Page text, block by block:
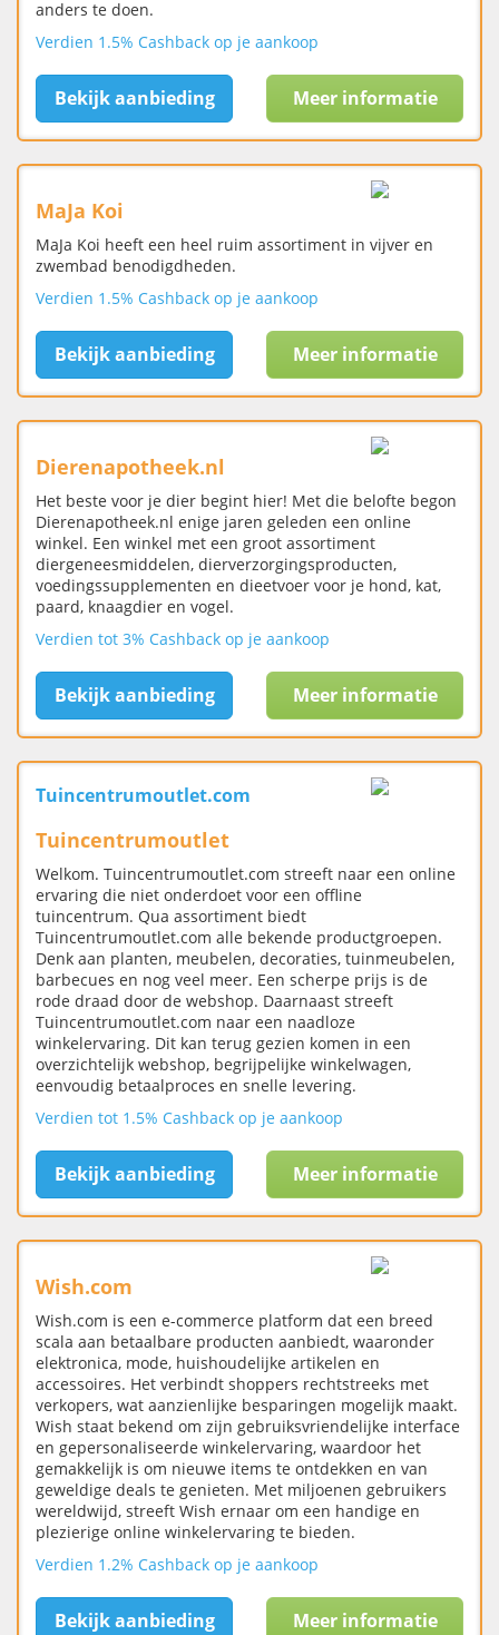
anders te doen.
Verdien 1.5% Cashback op je aankoop
Bekijk aanbieding Meer informatie
MaJa Koi
MaJa Koi heeft een heel ruim assortiment in vijver en
zwembad benodigdheden.
Verdien 1.5% Cashback op je aankoop
Bekijk aanbieding Meer informatie
Dierenapotheek.nl
Het beste voor je dier begint hier! Met die belofte begon
Dierenapotheek.nl enige jaren geleden een online
winkel. Een winkel met een groot assortiment
diergeneesmiddelen, dierverzorgingsproducten,
voedingssupplementen en dieetvoer voor je hond, kat,
paard, knaagdier en vogel.
Verdien tot 3% Cashback op je aankoop
Bekijk aanbieding Meer informatie
Tuincentrumoutlet.com
Tuincentrumoutlet
Welkom. Tuincentrumoutlet.com streeft naar een online
ervaring die niet onderdoet voor een offline
tuincentrum. Qua assortiment biedt
Tuincentrumoutlet.com alle bekende productgroepen.
Denk aan planten, meubelen, decoraties, tuinmeubelen,
barbecues en nog veel meer. Een scherpe prijs is de
rode draad door de webshop. Daarnaast streeft
Tuincentrumoutlet.com naar een naadloze
winkelervaring. Dit kan terug gezien komen in een
overzichtelijk webshop, begrijpelijke winkelwagen,
eenvoudig betaalproces en snelle levering.
Verdien tot 1.5% Cashback op je aankoop
Bekijk aanbieding Meer informatie
Wish.com
Wish.com is een e-commerce platform dat een breed
scala aan betaalbare producten aanbiedt, waaronder
elektronica, mode, huishoudelijke artikelen en
accessoires. Het verbindt shoppers rechtstreeks met
verkopers, wat aanzienlijke besparingen mogelijk maakt.
Wish staat bekend om zijn gebruiksvriendelijke interface
en gepersonaliseerde winkelervaring, waardoor het
gemakkelijk is om nieuwe items te ontdekken en van
geweldige deals te genieten. Met miljoenen gebruikers
wereldwijd, streeft Wish ernaar om een handige en
plezierige online winkelervaring te bieden.
Verdien 1.2% Cashback op je aankoop
Bekijk aanbieding Meer informatie